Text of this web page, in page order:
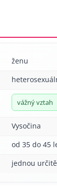
ženu
vážný vztah
Vysočina
od 35 do 45
jednou